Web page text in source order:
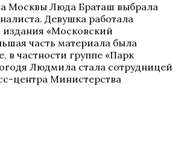
Москвы Люда Браташ выбрала
Девушка работала
«Московский
часть материала была
в частности группе «Парк
Людмила стала сотрудницей
центра Министерства